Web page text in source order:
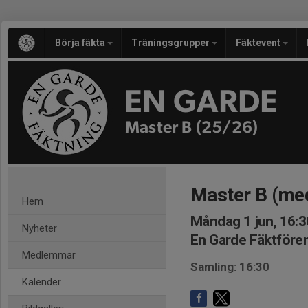
Börja fäkta Träningsgrupper Fäktevent
EN GARDE
Master B (25/26)
Hem
Nyheter
Medlemmar
Kalender
Master B
Måndag 1 jun,
En Garde
Samling: 16:30